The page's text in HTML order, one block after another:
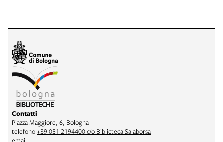
Contatti
Piazza Maggiore, 6, Bologna
telefono+39 051 2194400 c/o Biblioteca Salaborsa